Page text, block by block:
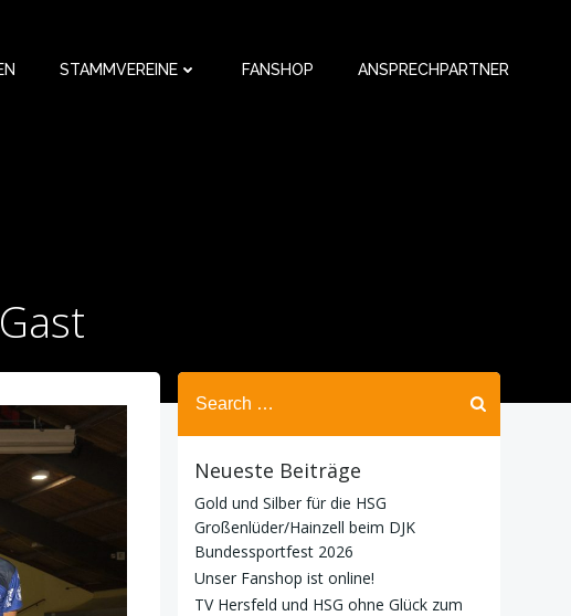
STAMMVEREINE FANSHOP ANSPRECHPARTNER
Search
for:
Neueste Beiträge
Gold und Silber für die HSG
Großenlüder/Hainzell beim DJK
Bundessportfest 2026
Unser Fanshop ist online!
TV Hersfeld und HSG ohne Glück zum